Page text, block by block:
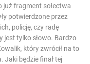
już fragment sołectwa
potwierdzone przez
policję, czy radę
jest tylko słowo. Bardzo
który zwrócił na to
Jaki będzie finał tej